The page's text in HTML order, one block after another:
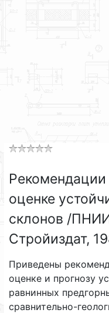
Рекомендации
оценке
склонов /
Стройиздат,
Приведены
оценке и прогнозу
равнинных
сравнительно-